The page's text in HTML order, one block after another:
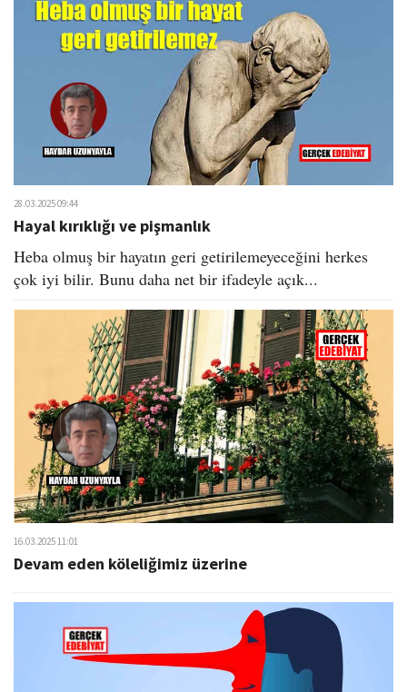
28.03.2025 09:44
Hayal kırıklığı ve pişmanlık
Heba olmuş bir hayatın geri getirilemeyeceğini herkes
çok iyi bilir. Bunu daha net bir ifadeyle açık...
16.03.2025 11:01
Devam eden köleliğimiz üzerine